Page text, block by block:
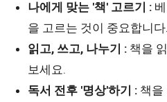
나에게 맞는 '책' 고르기 :
을 고르는 것이 중요합니다.
읽고, 쓰고, 나누기 : 책을
보세요.
독서 전후 '명상'하기 : 책을